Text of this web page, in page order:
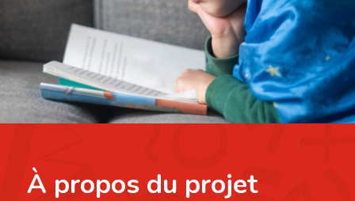
À propos du projet